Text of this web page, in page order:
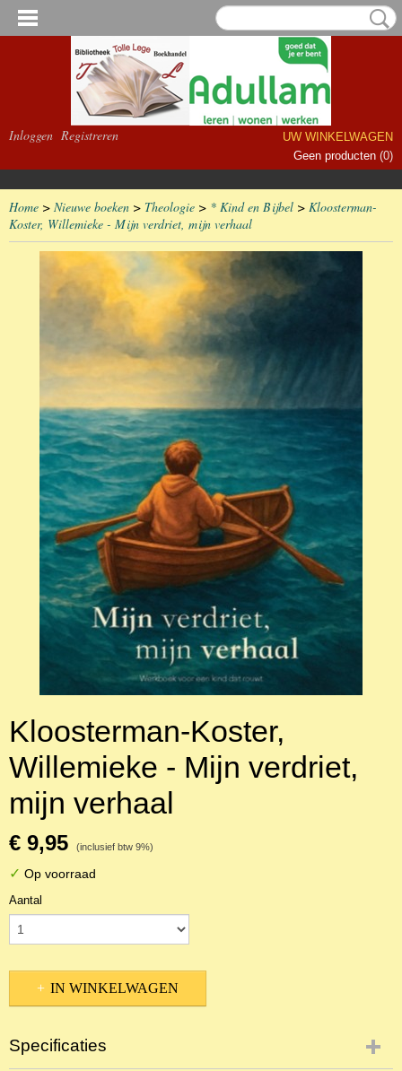
Inloggen Registreren
UW WINKELWAGEN
Geen producten (0)
Home > Nieuwe boeken > Theologie > * Kind en Bijbel > Kloosterman-
Koster, Willemieke - Mijn verdriet, mijn verhaal
Kloosterman-Koster,
Willemieke - Mijn verdriet,
mijn verhaal
€ 9,95 (inclusief btw 9%)
✓ Op voorraad
Aantal
IN WINKELWAGEN
Specificaties